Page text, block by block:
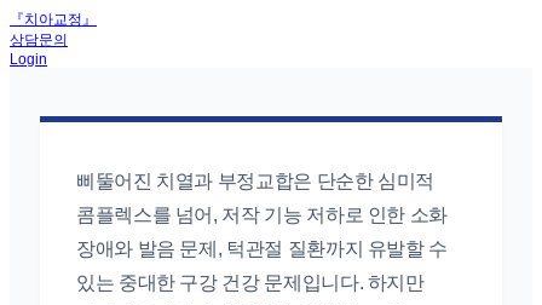
『치아교정』
상담문의
Login
삐뚤어진 치열과 부정교합은 단순한 심미적
콤플렉스를 넘어, 저작 기능 저하로 인한 소화
장애와 발음 문제, 턱관절 질환까지 유발할 수
있는 중대한 구강 건강 문제입니다. 하지만